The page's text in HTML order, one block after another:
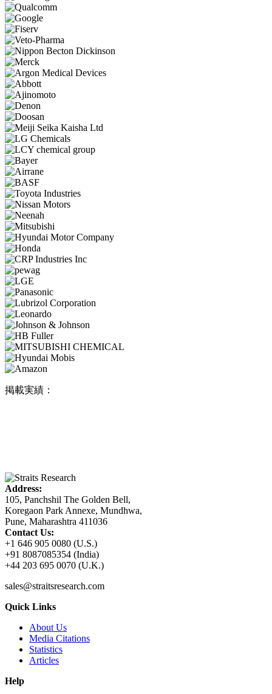
掲載実績：
Address:
105, Panchshil The Golden Bell,
Koregaon Park Annexe, Mundhwa,
Pune, Maharashtra 411036
Contact Us:
+1 646 905 0080 (U.S.)
+91 8087085354 (India)
+44 203 695 0070 (U.K.)
sales@straitsresearch.com
Quick Links
About Us
Media Citations
Statistics
Articles
Help